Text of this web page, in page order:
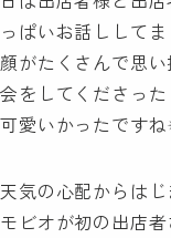
ぱいお話しして
がたくさんで思
をしてくださった
愛いかったです
気の心配からはじ
ビオが初の出店